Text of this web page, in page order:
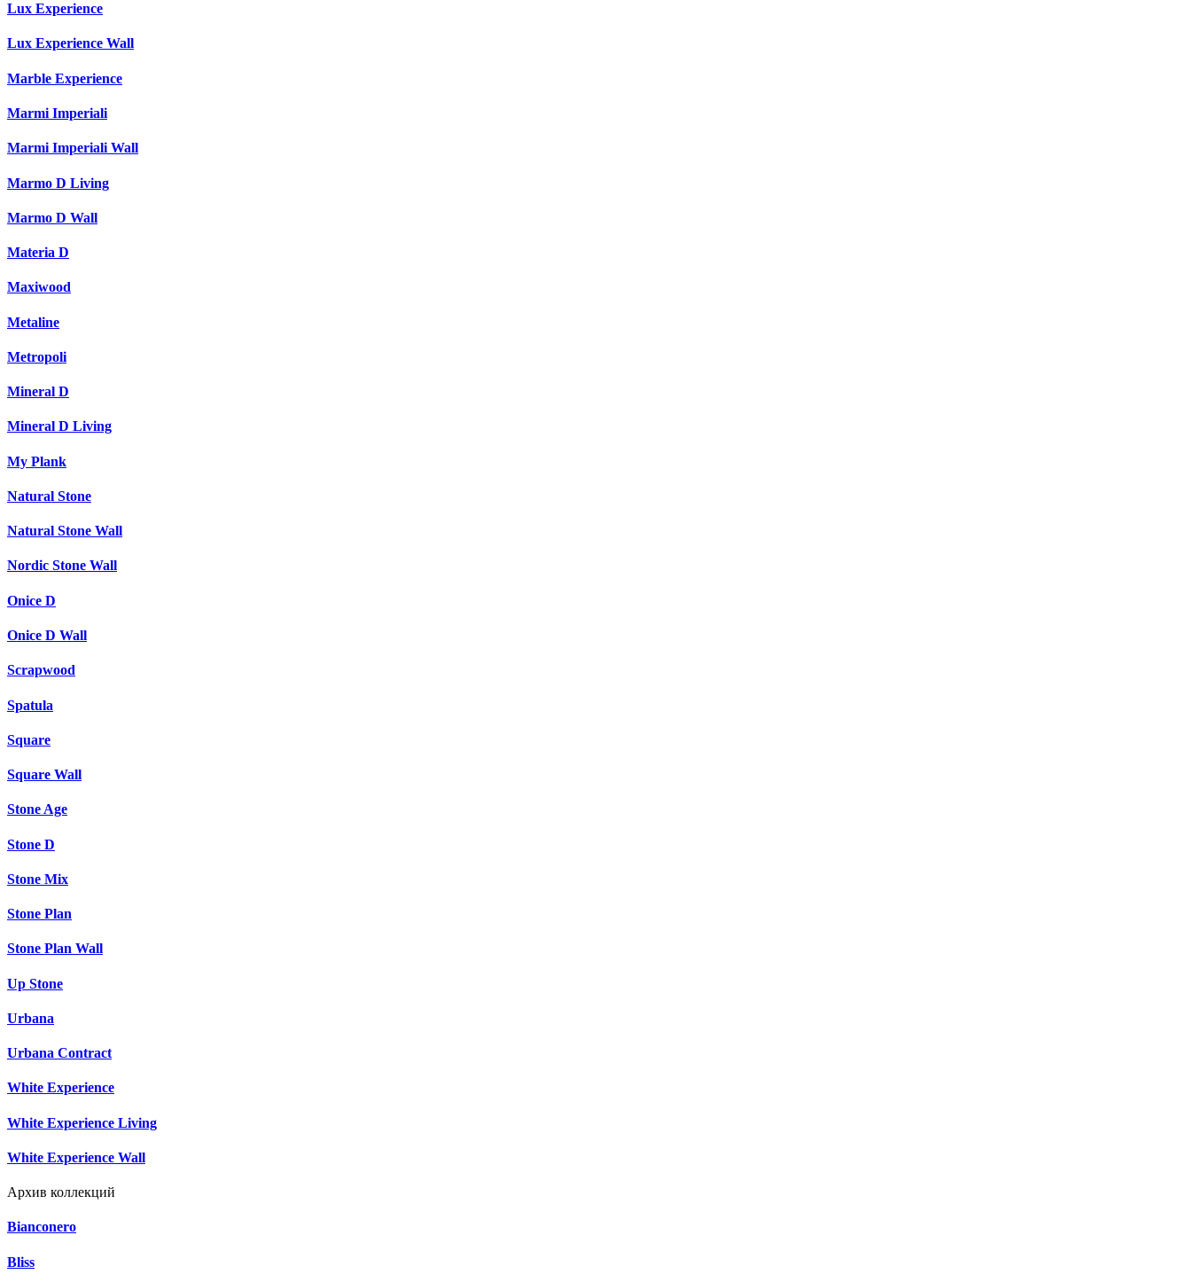
Lux Experience
Lux Experience Wall
Marble Experience
Marmi Imperiali
Marmi Imperiali Wall
Marmo D Living
Marmo D Wall
Materia D
Maxiwood
Metaline
Metropoli
Mineral D
Mineral D Living
My Plank
Natural Stone
Natural Stone Wall
Nordic Stone Wall
Onice D
Onice D Wall
Scrapwood
Spatula
Square
Square Wall
Stone Age
Stone D
Stone Mix
Stone Plan
Stone Plan Wall
Up Stone
Urbana
Urbana Contract
White Experience
White Experience Living
White Experience Wall
Архив коллекций
Bianconero
Bliss